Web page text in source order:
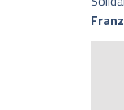
Franz